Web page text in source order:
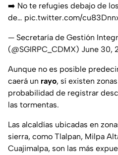
➡️ No te refugies debajo de
de… pic.twitter.com/
— Secretaría de Gestión
(@SGIRPC_CDMX) June 30,
Aunque no es posible
caerá un rayo, sí existen
probabilidad de registrar
las tormentas.
Las alcaldías ubicadas en
sierra, como Tlalpan, Milpa
Cuajimalpa, son las más